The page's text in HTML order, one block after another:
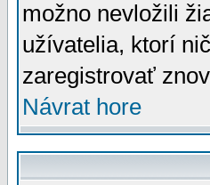
možno nevložili
užívatelia, ktorí
zaregistrovať
Návrat hore